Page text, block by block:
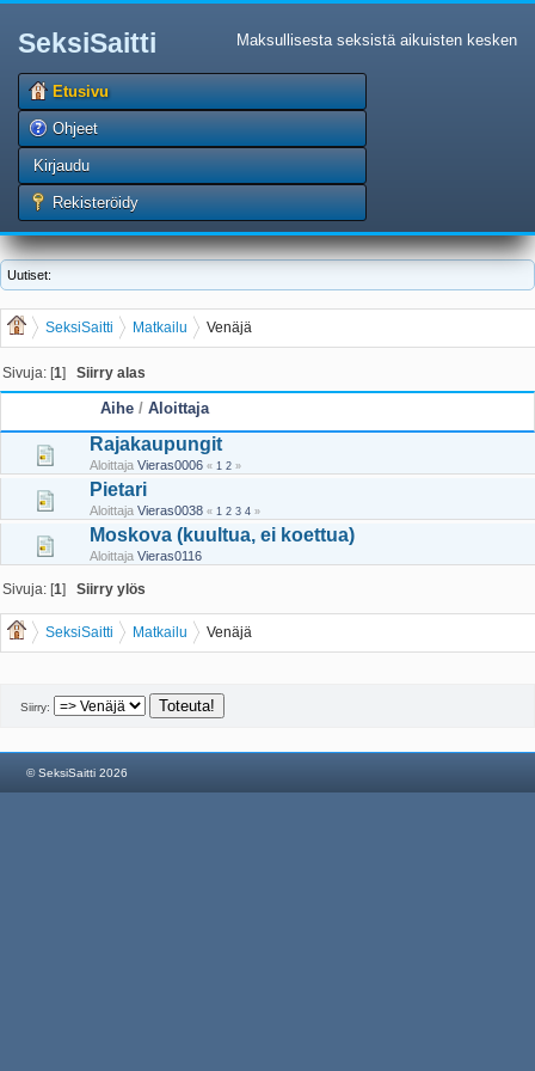
SeksiSaitti Maksullisesta seksistä aikuisten kesken
Etusivu
Ohjeet
Kirjaudu
Rekisteröidy
Uutiset:
SeksiSaitti Matkailu Venäjä
Sivuja: [1]Siirry alas
Aihe / Aloittaja
Rajakaupungit
Aloittaja Vieras0006 « 1 2 »
Pietari
Aloittaja Vieras0038 « 1 2 3 4 »
Moskova (kuultua, ei koettua)
Aloittaja Vieras0116
Sivuja: [1]Siirry ylös
SeksiSaitti Matkailu Venäjä
Siirry:
© SeksiSaitti 2026